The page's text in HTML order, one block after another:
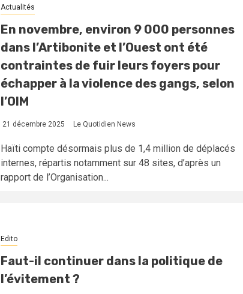
Actualités
En novembre, environ 9 000 personnes
dans l’Artibonite et l’Ouest ont été
contraintes de fuir leurs foyers pour
échapper à la violence des gangs, selon
l’OIM
21 décembre 2025 Le Quotidien News
Haïti compte désormais plus de 1,4 million de déplacés
internes, répartis notamment sur 48 sites, d’après un
rapport de l’Organisation...
Edito
Faut-il continuer dans la politique de
l’évitement ?